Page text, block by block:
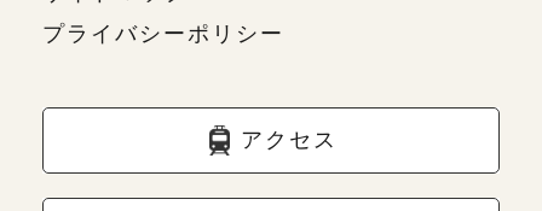
プライバシーポリシー
アクセス